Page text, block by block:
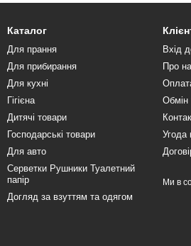
Каталог
Для прання
Для прибирання
Для кухні
Гігієна
Дитячі товари
Господарські товари
Для авто
Серветки Рушники Туалетний
папір
Догляд за взуттям та одягом
Вхід
Про
Обмін
Угода
Ми в